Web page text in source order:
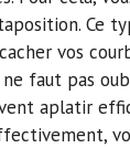
Ce
vos
faut pas
aplatir